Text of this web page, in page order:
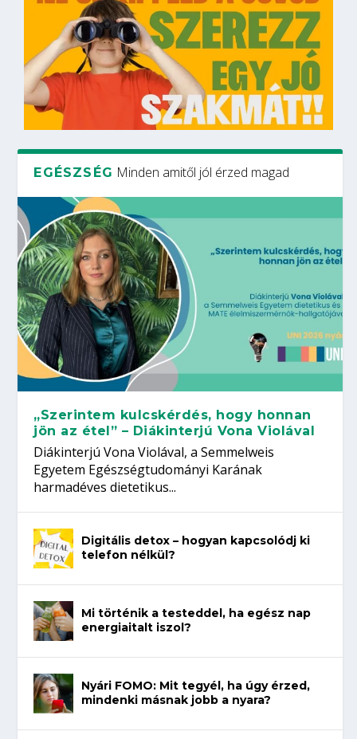
EGÉSZSÉG Minden amitől jól érzed magad
„Szerintem kulcskérdés, hogy honnan
jön az étel” – Diákinterjú Vona Violával
Diákinterjú Vona Violával, a Semmelweis
Egyetem Egészségtudományi Karának
harmadéves dietetikus...
Digitális detox – hogyan kapcsolódj ki
telefon nélkül?
Mi történik a testeddel, ha egész nap
energiaitalt iszol?
Nyári FOMO: Mit tegyél, ha úgy érzed,
mindenki másnak jobb a nyara?